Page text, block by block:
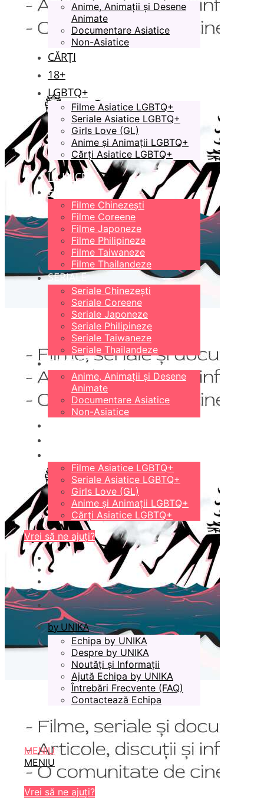
Anime, Animații și Desene
Animate
Documentare Asiatice
Non-Asiatice
CĂRȚI
18+
LGBTQ+
Filme Asiatice LGBTQ+
Seriale Asiatice LGBTQ+
Girls Love (GL)
Anime și Animații LGBTQ+
Cărți Asiatice LGBTQ+
ÎN LUCRU
FILME
Filme Chinezești
Filme Coreene
Filme Japoneze
Filme Philipineze
Filme Taiwaneze
Filme Thailandeze
SERIALE
Seriale Chinezești
Seriale Coreene
Seriale Japoneze
Seriale Philipineze
Seriale Taiwaneze
Seriale Thailandeze
DIVERSE
Anime, Animații și Desene
Animate
Documentare Asiatice
Non-Asiatice
Filme Asiatice LGBTQ+
Seriale Asiatice LGBTQ+
Girls Love (GL)
Anime și Animații LGBTQ+
Cărți Asiatice LGBTQ+
Vrei să ne ajuți?
by UNIKA
Echipa by UNIKA
Despre by UNIKA
Noutăți și Informații
Ajută Echipa by UNIKA
Întrebări Frecvente (FAQ)
Contactează Echipa
MENIU
MENIU
Vrei să ne ajuți?